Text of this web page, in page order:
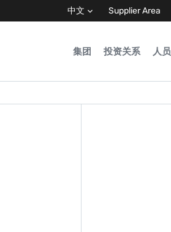
中文 Supplier Area
集团 投资关系 人员